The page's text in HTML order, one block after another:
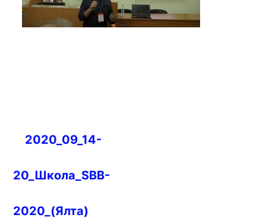
Навигация
записям
2020_09_14-
20_Школа_SBB-
2020_(Ялта)